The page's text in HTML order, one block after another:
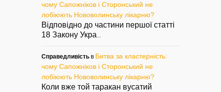
чому Сапожніков і Сторонський не
лобіюють Нововолинську лікарню?
Відповідно до частини першої статті
18 Закону Укра...
Справедливість в Битва за кластерність:
чому Сапожніков і Сторонський не
лобіюють Нововолинську лікарню?
Коли вже той таракан вусатий